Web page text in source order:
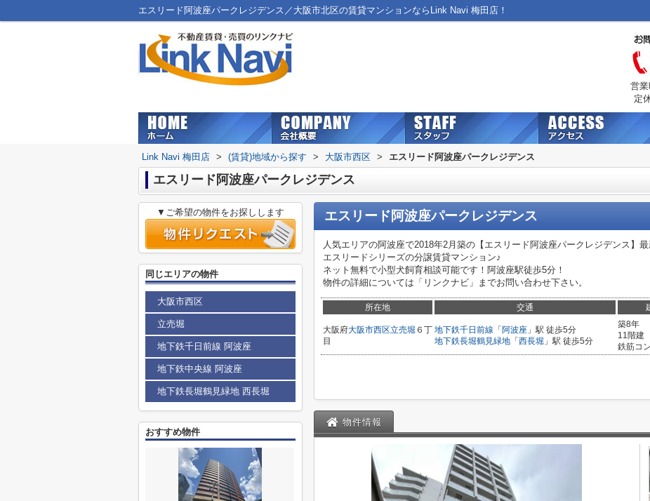
エスリード阿波座パークレジデンス／大阪市北区の賃貸マンションならLink Navi 梅田店！
営
定
Link Navi 梅田店 > (賃貸)地域から探す > 大阪市西区 > エスリード阿波座パークレジデンス
エスリード阿波座パークレジデンス
エスリード阿波座パークレジデンス
人気エリアの阿波座で2018年2月築の【エスリード阿波座パークレジデンス】最
エスリードシリーズの分譲賃貸マンション♪
ネット無料で小型犬飼育相談可能です！阿波座駅徒歩5分！
物件の詳細については「リンクナビ」までお問い合わせ下さい。
所在地 交通
大阪府大阪市西区立売堀 ６丁
目
地下鉄千日前線 「 阿波座 」駅 徒歩5分
地下鉄長堀鶴見緑地 「 西長堀 」駅 徒歩5分
築8年
11階建
鉄筋コ
物件情報
▼ご希望の物件をお探しします
同じエリアの物件
大阪市西区
立売堀
地下鉄千日前線 阿波座
地下鉄中央線 阿波座
地下鉄長堀鶴見緑地 西長堀
おすすめ物件